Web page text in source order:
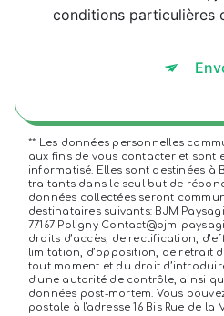
conditions particulières
** Les données personnelles
aux fins de vous contacter et sont
informatisé. Elles sont destinées à
traitants dans le seul but de
données collectées seront
destinataires suivants: BJM
77167 Poligny Contact@bjm-
droits d’accès, de rectification,
limitation, d’opposition, de retrait
tout moment et du droit
d’une autorité de contrôle, ainsi
données post-mortem. Vous
postale à l'adresse 16 Bis Rue de la